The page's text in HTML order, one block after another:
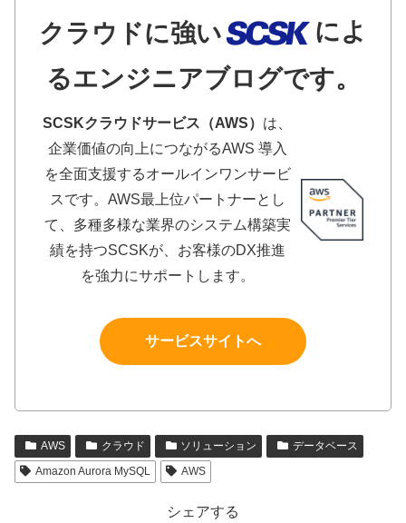
クラウドに強い
によ
るエンジニアブログです。
SCSKクラウドサービス（AWS） は、
企業価値の向上につながるAWS 導入
を全面支援するオールインワンサービ
スです。AWS最上位パートナーとし
て、多種多様な業界のシステム構築実
績を持つSCSKが、お客様のDX推進
を強力にサポートします。
サービスサイトへ
AWS クラウド ソリューション
データベース
Amazon Aurora MySQL
AWS
シェアする